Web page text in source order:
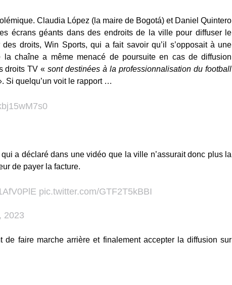
Claudia López (la maire de Bogotá) et Daniel Quintero
écrans géants dans des endroits de la ville pour diffuser le
droits, Win Sports, qui a fait savoir qu’il s’opposait à une
chaîne a même menacé de poursuite en cas de diffusion
droits TV «sont destinées à la professionnalisation du football
Si quelqu’un voit le rapport …
a déclaré dans une vidéo que la ville n’assurait donc plus la
de payer la facture.
pic.twitter.com/GTF2T5kBBI
2023
faire marche arrière et finalement accepter la diffusion sur